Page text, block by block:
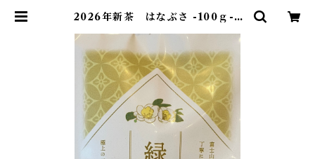
2026年新茶 はなぶさ -100ｇ- |
インショップ